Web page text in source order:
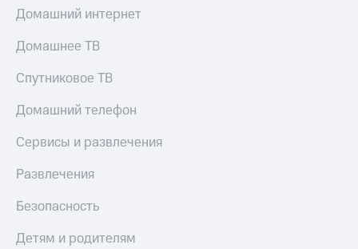
Домашний интернет
Домашнее ТВ
Спутниковое ТВ
Домашний телефон
Сервисы и развлечения
Развлечения
Безопасность
Детям и родителям